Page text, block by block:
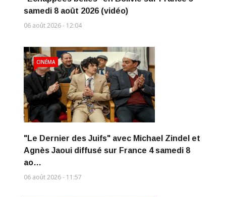
samedi 8 août 2026 (vidéo)
06 août 2026 - 12:04
"Le Dernier des Juifs" avec Michael Zindel et
Agnès Jaoui diffusé sur France 4 samedi 8
ao…
06 août 2026 - 11:57
CINÉMA